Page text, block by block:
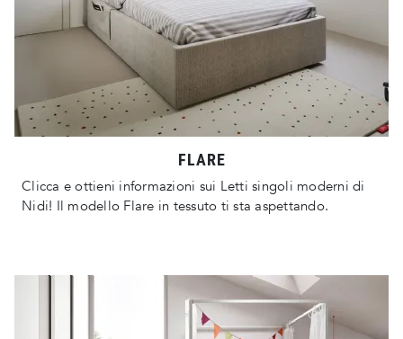
FLARE
Clicca e ottieni informazioni sui Letti singoli moderni di
Nidi! Il modello Flare in tessuto ti sta aspettando.